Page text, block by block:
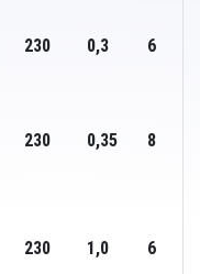
230 0,3 6
230 0,35 8
230 1,0 6